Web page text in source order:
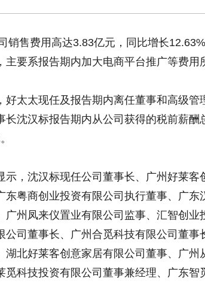
销售费用高达3.83亿元，同比增长
主要系报告期内加大电商平台推广等费用
好太太现任及报告期内离任董事和高级管
长沈汉标报告期内从公司获得的税前薪酬
示，沈汉标现任公司董事长、广州好莱
东粤商创业投资有限公司执行董事、广
广州凤来仪置业有限公司监事、汇智创业
公司董事长、广州合觅科技有限公司董事
湖北好莱客创意家居有限公司董事、广
觅科技投资有限公司董事兼经理、广东